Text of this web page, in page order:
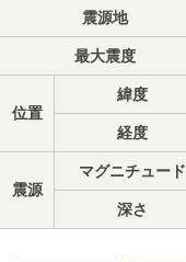
震源地
最大震度
位置
緯度
経度
震源
マグニチュード
深さ